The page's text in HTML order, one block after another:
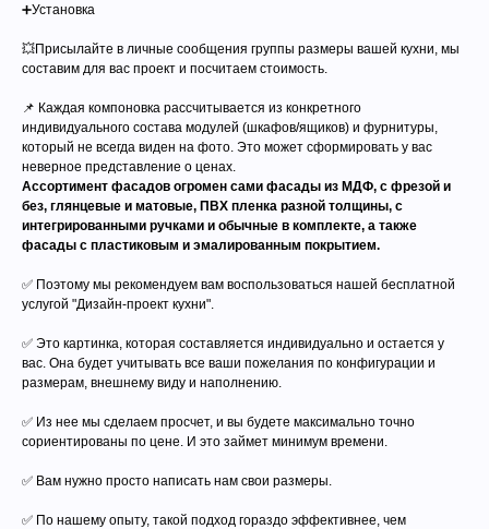
➕Установка
💥Присылайте в личные сообщения группы размеры вашей кухни, мы
составим для вас проект и посчитаем стоимость.
📌 Каждая компоновка рассчитывается из конкретного
индивидуального состава модулей (шкафов/ящиков) и фурнитуры,
который не всегда виден на фото. Это может сформировать у вас
неверное представление о ценах.
Ассортимент фасадов огромен сами фасады из МДФ, с фрезой и
без, глянцевые и матовые, ПВХ пленка разной толщины, с
интегрированными ручками и обычные в комплекте, а также
фасады с пластиковым и эмалированным покрытием.
✅ Поэтому мы рекомендуем вам воспользоваться нашей бесплатной
услугой "Дизайн-проект кухни".
✅ Это картинка, которая составляется индивидуально и остается у
вас. Она будет учитывать все ваши пожелания по конфигурации и
размерам, внешнему виду и наполнению.
✅ Из нее мы сделаем просчет, и вы будете максимально точно
сориентированы по цене. И это займет минимум времени.
✅ Вам нужно просто написать нам свои размеры.
✅ По нашему опыту, такой подход гораздо эффективнее, чем